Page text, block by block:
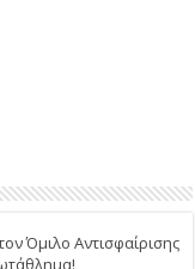
Όμιλο Αντισφαίρισης